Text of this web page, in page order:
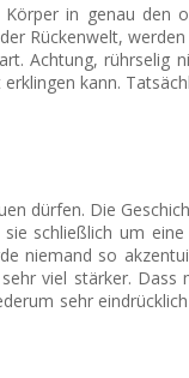
in genau den
Rückenwelt,
Achtung, rührselig
kann.
dürfen. Die
schließlich um
niemand so
viel stärker.
sehr